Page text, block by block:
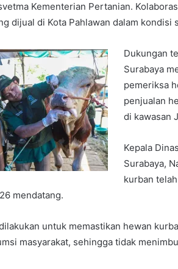
Kementerian Pertanian.
dijual di Kota Pahlawan dalam kondisi
Dukungan
Surabaya
pemeriksa
penjualan
di kawasan
Kepala
Surabaya,
kurban
mendatang.
untuk memastikan hewan
masyarakat, sehingga tidak